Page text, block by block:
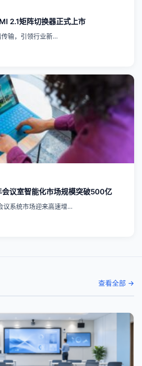
2.1矩阵切换器正式上市
输，引领行业新…
议室智能化市场规模突破500亿
议系统市场迎来高速增…
查看全部 →